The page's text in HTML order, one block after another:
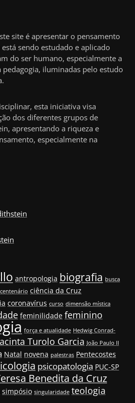
site é apresentar o pensamento
sendo estudado e aplicado
do ser humano, especialmente a
pedagogia, iluminadas pelo estudo
esta iniciativa visa
dos diferentes grupos de
apresentando a riqueza e
especialmente na
antropologia biografia busca
centenário ciência da Cruz
coronavírus curso dimensão mística
feminilidade feminino
força e atualidade Hedwig Conrad-
Turolo Garcia João Paulo II
Natal novena palestras Pentecostes
psicopatologia PUC-SP
Benedita da Cruz
simpósio singularidade teologia